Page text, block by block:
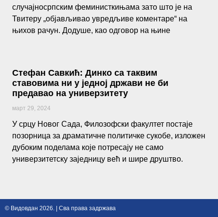
случајносрпским феминисткињама зато што је на
Твитеру „објављивао увредљиве коментаре“ на
њихов рачун. Додуше, као одговор на њине
Стефан Савкић: Динко са таквим
ставовима ни у једној држави не би
предавао на универзитету
март 29, 2024
У срцу Новог Сада, Филозофски факултет постаје
позорница за драматичне политичке сукобе, изложен
дубоким поделама које потресају не само
универзитетску заједницу већ и шире друштво.
© Видовдан 2026. | Сва права задржава